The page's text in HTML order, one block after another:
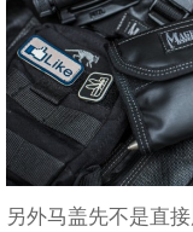
另外马盖先不是直